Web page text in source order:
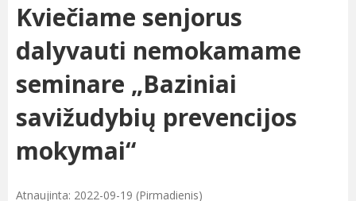
Kviečiame senjorus
dalyvauti nemokamame
seminare „Baziniai
savižudybių prevencijos
mokymai“
Atnaujinta: 2022-09-19 (Pirmadienis)